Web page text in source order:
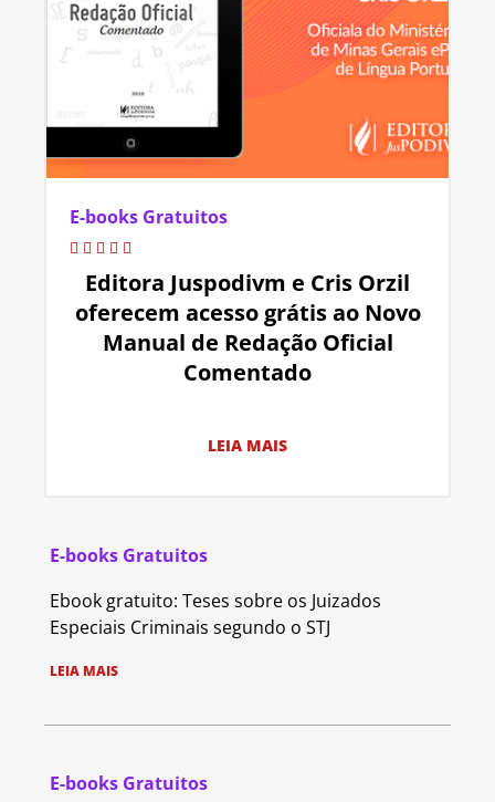
E-books Gratuitos
Editora Juspodivm e Cris Orzil
oferecem acesso grátis ao Novo
Manual de Redação Oficial
Comentado
LEIA MAIS
E-books Gratuitos
Ebook gratuito: Teses sobre os Juizados
Especiais Criminais segundo o STJ
LEIA MAIS
E-books Gratuitos